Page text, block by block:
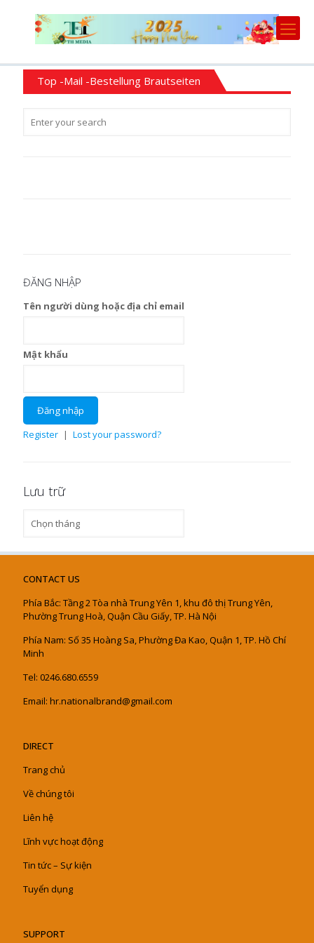
Top -Mail -Bestellung Brautseiten
ĐĂNG NHẬP
Tên người dùng hoặc địa chỉ email
Mật khẩu
Register | Lost your password?
Lưu trữ
trữ
CONTACT US
Phía Bắc: Tầng 2 Tòa nhà Trung Yên 1, khu đô thị Trung Yên,
Phường Trung Hoà, Quận Cầu Giấy, TP. Hà Nội
Phía Nam: Số 35 Hoàng Sa, Phường Đa Kao, Quận 1, TP. Hồ Chí
Minh
Tel: 0246.680.6559
Email: hr.nationalbrand@gmail.com
DIRECT
Trang chủ
Về chúng tôi
Liên hệ
Lĩnh vực hoạt động
Tin tức – Sự kiện
Tuyển dụng
SUPPORT